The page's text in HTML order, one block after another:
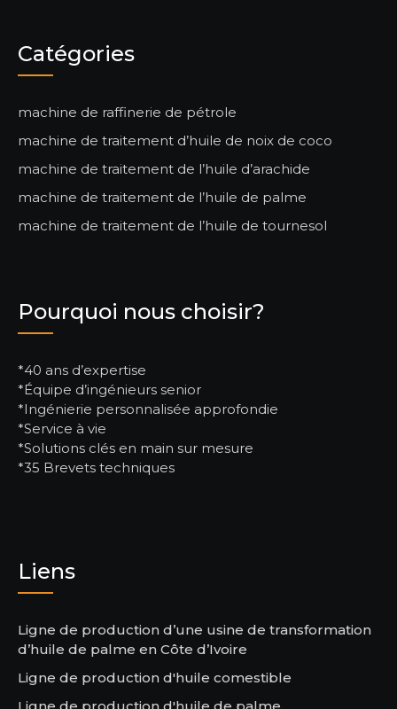
Catégories
machine de raffinerie de pétrole
machine de traitement d’huile de noix de coco
machine de traitement de l’huile d’arachide
machine de traitement de l’huile de palme
machine de traitement de l’huile de tournesol
Pourquoi nous choisir?
*40 ans d’expertise
*Équipe d’ingénieurs senior
*Ingénierie personnalisée approfondie
*Service à vie
*Solutions clés en main sur mesure
*35 Brevets techniques
Liens
Ligne de production d’une usine de transformation
d’huile de palme en Côte d’Ivoire
Ligne de production d'huile comestible
Ligne de production d'huile de palme